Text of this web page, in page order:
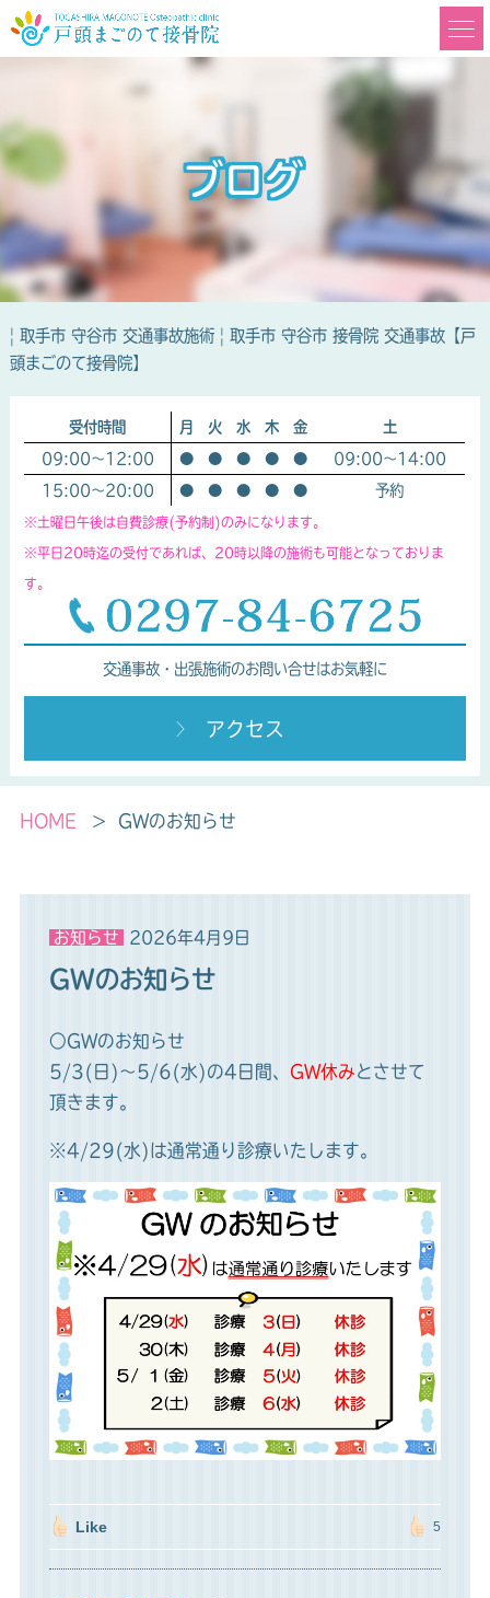
ブログ
| 取手市 守谷市 交通事故施術 | 取手市 守谷市 接骨院 交通事故【戸
頭まごのて接骨院】
受付時間 月 火 水 木 金 土
09:00～12:00 ● ● ● ● ● 09:00～14:00
15:00～20:00 ● ● ● ● ● 予約
※土曜日午後は自費診療(予約制)のみになります。
※平日20時迄の受付であれば、20時以降の施術も可能となっておりま
す。
交通事故・出張施術のお問い合せはお気軽に
アクセス
HOME GWのお知らせ
お知らせ 2026年4月9日
GWのお知らせ
○GWのお知らせ
5/3(日)～5/6(水)の4日間、 GW休みとさせて
頂きます。
※4/29(水)は通常通り診療いたします。
Like 5